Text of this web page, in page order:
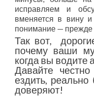
исправляем и
вменяется в вину
понимание — прежде
Так вот,
почему ваши
когда вы водите
Давайте
ездить,
доверяют!